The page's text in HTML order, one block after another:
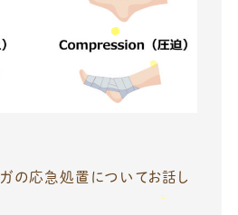
の応急処置についてお話し